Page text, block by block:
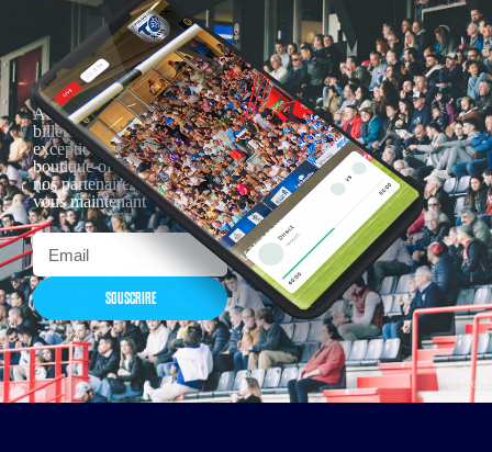
Actualités, nouveautés,
billetterie, remises
exceptionnelles dans la
boutique officielles & chez
nos partenaires… Inscrivez-
vous maintenant
SOUSCRIRE